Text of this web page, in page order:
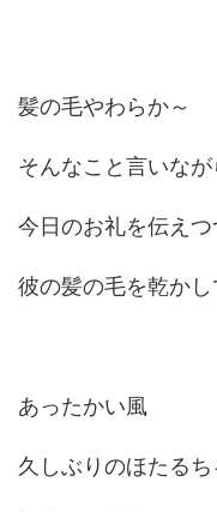
髪の毛やわらか～
そんなこと言いなが
今日のお礼を伝えつ
彼の髪の毛を乾かし
あったかい風
久しぶりのほたるち